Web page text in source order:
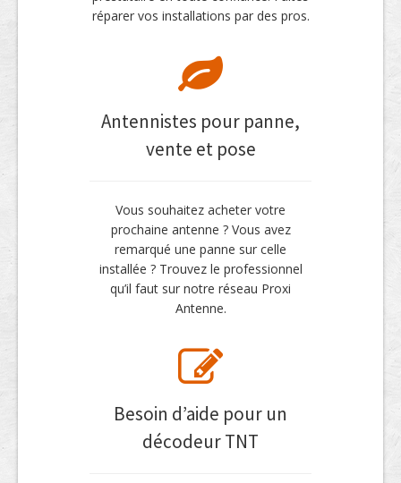
réparer vos installations par des pros.
Antennistes pour panne,
vente et pose
Vous souhaitez acheter votre
prochaine antenne ? Vous avez
remarqué une panne sur celle
installée ? Trouvez le professionnel
qu’il faut sur notre réseau Proxi
Antenne.
Besoin d’aide pour un
décodeur TNT